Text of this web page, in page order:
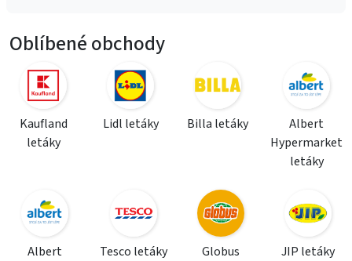
Oblíbené obchody
Kaufland
letáky
Lidl letáky Billa letáky
Albert
Hypermarket
letáky
Albert
Tesco letáky
Globus
JIP letáky